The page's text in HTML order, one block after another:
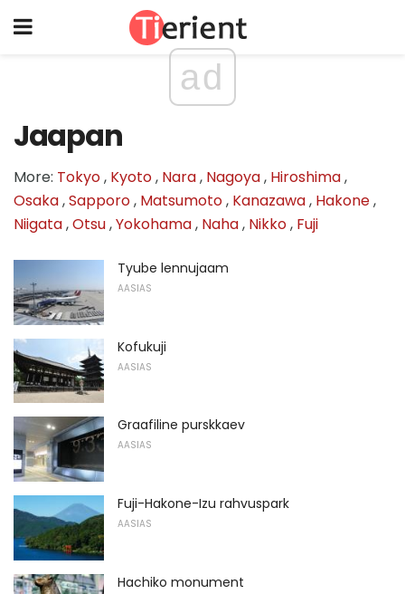
ad
Jaapan
More: Tokyo, Kyoto, Nara, Nagoya, Hiroshima,
Osaka,Sapporo, Matsumoto, Kanazawa, Hakone,
Niigata,Otsu,Yokohama, Naha, Nikko, Fuji
Tyube lennujaam
AASIAS
Kofukuji
AASIAS
Graafiline purskkaev
AASIAS
Fuji-Hakone-Izu rahvuspark
AASIAS
Hachiko monument